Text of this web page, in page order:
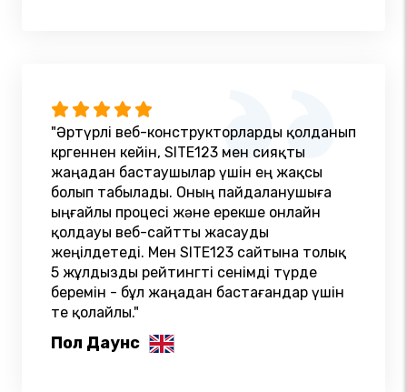
"Әртүрлі веб-конструкторларды қолданып
көргеннен кейін, SITE123 мен сияқты
жаңадан бастаушылар үшін ең жақсы
болып табылады. Оның пайдаланушыға
ыңғайлы процесі және ерекше онлайн
қолдауы веб-сайтты жасауды
жеңілдетеді. Мен SITE123 сайтына толық
5 жұлдызды рейтингті сенімді түрде
беремін - бұл жаңадан бастағандар үшін
өте қолайлы."
Пол Даунс